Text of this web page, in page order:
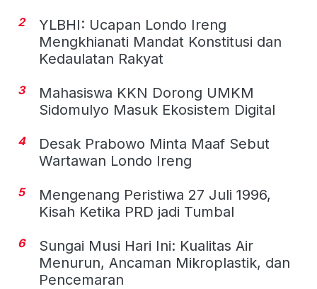
2
YLBHI: Ucapan Londo Ireng
Mengkhianati Mandat Konstitusi dan
Kedaulatan Rakyat
3
Mahasiswa KKN Dorong UMKM
Sidomulyo Masuk Ekosistem Digital
4
Desak Prabowo Minta Maaf Sebut
Wartawan Londo Ireng
5
Mengenang Peristiwa 27 Juli 1996,
Kisah Ketika PRD jadi Tumbal
6
Sungai Musi Hari Ini: Kualitas Air
Menurun, Ancaman Mikroplastik, dan
Pencemaran